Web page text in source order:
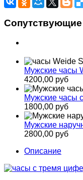
Мужские часы
4200,00 руб
Мужские часы
1800,00 руб
Мужские
2800,00 руб
Описание